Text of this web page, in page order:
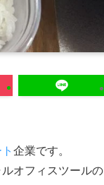
企業です。
オフィスツール